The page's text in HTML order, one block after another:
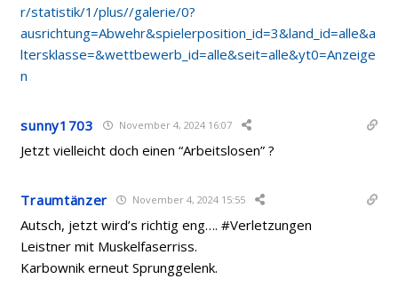
r/statistik/1/plus//galerie/0?
ausrichtung=Abwehr&spielerposition_id=3&land_id=alle&a
ltersklasse=&wettbewerb_id=alle&seit=alle&yt0=Anzeige
n
sunny1703 November 4, 2024 16:07
Jetzt vielleicht doch einen “Arbeitslosen” ?
Traumtänzer November 4, 2024 15:55
Autsch, jetzt wird’s richtig eng…. #Verletzungen
Leistner mit Muskelfaserriss.
Karbownik erneut Sprunggelenk.